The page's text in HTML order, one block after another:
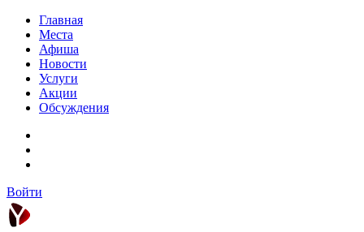
Главная
Места
Афиша
Новости
Услуги
Акции
Обсуждения
Войти